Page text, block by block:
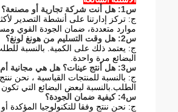
س1: هل أنت شركة تجارية أو مصنعة؟
موارد متعددة، ضمان الجودة القوي
س2: هل وقت التسليم من هونغ لونغ؟
البضائع مرة واحدة.
س3: هل أنتج عينات؟ هل هي مجانية أم إضافية؟
ج: بالنسبة للمنتجات القياسية ، نحن
الطلب.بالنسبة لبعض البضائع التي
س4: كيفية ضمان الجودة؟
ج: نحن ننتج وفقا للتكنولوجيا المؤكدة